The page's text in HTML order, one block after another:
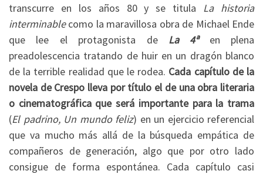
transcurre en los años 80 y se titula La historia
interminablecomo la maravillosa obra de Michael Ende
que lee el protagonista de La 4ª en plena
preadolescencia tratando de huir en un dragón blanco
de la terrible realidad que le rodea. Cada capítulo de la
novela de Crespo lleva por título el de una obra literaria
o cinematográfica que será importante para la trama
(El padrino, Un mundo feliz) en un ejercicio referencial
que va mucho más allá de la búsqueda empática de
compañeros de generación, algo que por otro lado
consigue de forma espontánea. Cada capítulo casi